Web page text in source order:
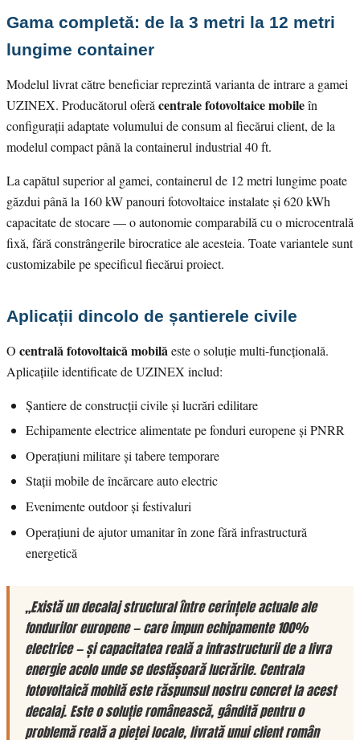
Gama completă: de la 3 metri la 12 metri
lungime container
Modelul livrat către beneficiar reprezintă varianta de intrare a gamei
UZINEX. Producătorul oferă centrale fotovoltaice mobileîn
configurații adaptate volumului de consum al fiecărui client, de la
modelul compact până la containerul industrial 40 ft.
La capătul superior al gamei, containerul de 12 metri lungime poate
găzdui până la 160 kW panouri fotovoltaice instalate și 620 kWh
capacitate de stocare — o autonomie comparabilă cu o microcentrală
fixă, fără constrângerile birocratice ale acesteia. Toate variantele sunt
customizabile pe specificul fiecărui proiect.
Aplicații dincolo de șantierele civile
O centrală fotovoltaică mobilăeste o soluție multi-funcțională.
Aplicațiile identificate de UZINEX includ:
Șantiere de construcții civile și lucrări edilitare
Echipamente electrice alimentate pe fonduri europene și PNRR
Operațiuni militare și tabere temporare
Stații mobile de încărcare auto electric
Evenimente outdoor și festivaluri
Operațiuni de ajutor umanitar în zone fără infrastructură
energetică
„Există un decalaj structural între cerințele actuale ale
fondurilor europene — care impun echipamente 100%
electrice — și capacitatea reală a infrastructurii de a livra
energie acolo unde se desfășoară lucrările. Centrala
fotovoltaică mobilă este răspunsul nostru concret la acest
decalaj. Este o soluție românească, gândită pentru o
problemă reală a pieței locale, livrată unui client român